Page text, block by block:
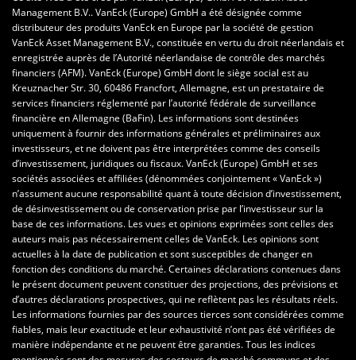
Management B.V.. VanEck (Europe) GmbH a été désignée comme
distributeur des produits VanEck en Europe par la société de gestion
VanEck Asset Management B.V., constituée en vertu du droit néerlandais et
enregistrée auprès de l’Autorité néerlandaise de contrôle des marchés
financiers (AFM). VanEck (Europe) GmbH dont le siège social est au
Kreuznacher Str. 30, 60486 Francfort, Allemagne, est un prestataire de
services financiers réglementé par l’autorité fédérale de surveillance
financière en Allemagne (BaFin). Les informations sont destinées
uniquement à fournir des informations générales et préliminaires aux
investisseurs, et ne doivent pas être interprétées comme des conseils
d’investissement, juridiques ou fiscaux. VanEck (Europe) GmbH et ses
sociétés associées et affiliées (dénommées conjointement « VanEck »)
n’assument aucune responsabilité quant à toute décision d’investissement,
de désinvestissement ou de conservation prise par l’investisseur sur la
base de ces informations. Les vues et opinions exprimées sont celles des
auteurs mais pas nécessairement celles de VanEck. Les opinions sont
actuelles à la date de publication et sont susceptibles de changer en
fonction des conditions du marché. Certaines déclarations contenues dans
le présent document peuvent constituer des projections, des prévisions et
d’autres déclarations prospectives, qui ne reflètent pas les résultats réels.
Les informations fournies par des sources tierces sont considérées comme
fiables, mais leur exactitude et leur exhaustivité n’ont pas été vérifiées de
manière indépendante et ne peuvent être garanties. Tous les indices